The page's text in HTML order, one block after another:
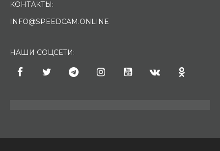
КОНТАКТЫ:
INFO@SPEEDCAM.ONLINE
НАШИ СОЦСЕТИ: